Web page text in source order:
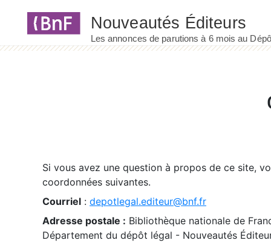
Si vous avez une question à propos de ce site,
coordonnées suivantes.
Courriel : depotlegal.editeur@bnf.fr
Adresse postale : Bibliothèque nationale de
Département du dépôt légal - Nouveautés